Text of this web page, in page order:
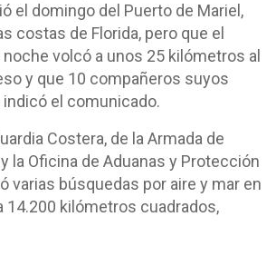
el domingo del Puerto de Mariel,
costas de Florida, pero que el
volcó a unos 25 kilómetros al
y que 10 compañeros suyos
el comunicado.
Costera, de la Armada de
la Oficina de Aduanas y Protección
varias búsquedas por aire y mar en
14.200 kilómetros cuadrados,